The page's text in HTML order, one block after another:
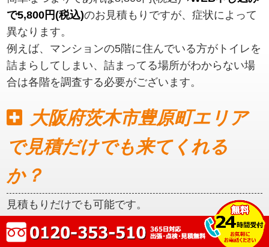
で5,800円(税込)のお見積もりですが、症状によって
異なります。
例えば、マンションの5階に住んでいる方がトイレを
詰まらしてしまい、詰まってる場所がわからない場
合は各階を調査する必要がございます。
大阪府茨木市豊原町エリア
で見積だけでも来てくれる
か？
見積もりだけでも可能です。
初めに見積もりをご提示いたしますので、ご納得い
ただいてからの作業となります。